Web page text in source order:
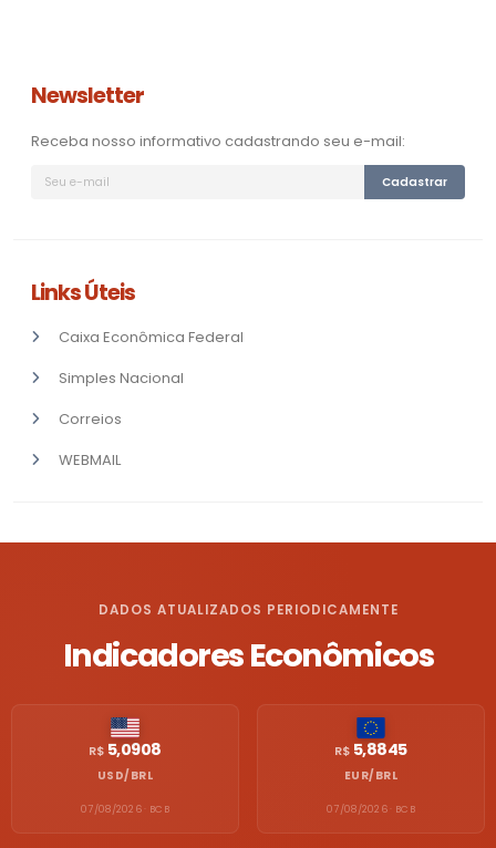
Newsletter
Receba nosso informativo cadastrando seu e-mail:
Cadastrar
Links Úteis
Caixa Econômica Federal
Simples Nacional
Correios
WEBMAIL
DADOS ATUALIZADOS PERIODICAMENTE
Indicadores Econômicos
R$ 5,0908
USD/BRL
07/08/2026 · BCB
R$ 5,8845
EUR/BRL
07/08/2026 · BCB